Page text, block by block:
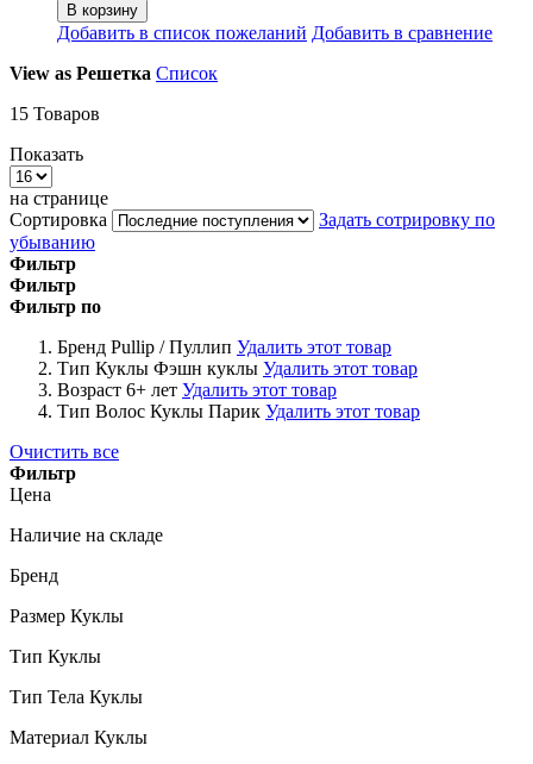
В корзину
Добавить в список пожеланий Добавить в сравнение
View as Решетка Список
15 Товаров
Показать
на странице
Сортировка
Задать сотрировку по
убыванию
Фильтр
Фильтр
Фильтр по
Бренд Pullip / Пуллип Удалить этот товар
Тип Куклы Фэшн куклы Удалить этот товар
Возраст 6+ лет Удалить этот товар
Тип Волос Куклы Парик Удалить этот товар
Очистить все
Фильтр
Цена
Наличие на складе
Бренд
Размер Куклы
Тип Куклы
Тип Тела Куклы
Материал Куклы